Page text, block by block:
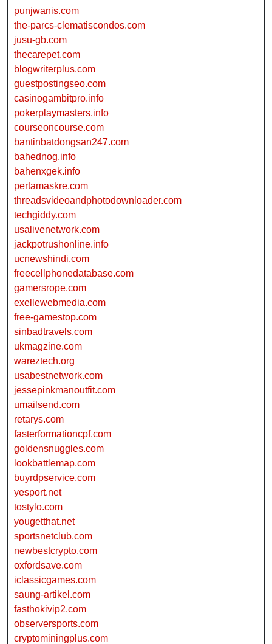
punjwanis.com
the-parcs-clematiscondos.com
jusu-gb.com
thecarepet.com
blogwriterplus.com
guestpostingseo.com
casinogambitpro.info
pokerplaymasters.info
courseoncourse.com
bantinbatdongsan247.com
bahednog.info
bahenxgek.info
pertamaskre.com
threadsvideoandphotodownloader.com
techgiddy.com
usalivenetwork.com
jackpotrushonline.info
ucnewshindi.com
freecellphonedatabase.com
gamersrope.com
exellewebmedia.com
free-gamestop.com
sinbadtravels.com
ukmagzine.com
wareztech.org
usabestnetwork.com
jessepinkmanoutfit.com
umailsend.com
retarys.com
fasterformationcpf.com
goldensnuggles.com
lookbattlemap.com
buyrdpservice.com
yesport.net
tostylo.com
yougetthat.net
sportsnetclub.com
newbestcrypto.com
oxfordsave.com
iclassicgames.com
saung-artikel.com
fasthokivip2.com
observersports.com
cryptominingplus.com